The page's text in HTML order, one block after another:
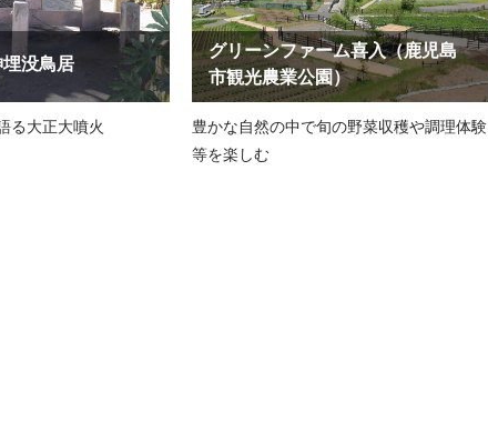
没鳥居
る大正大噴火
グリーンファーム喜入（鹿児島
市観光農業公園）
豊かな自然の中で旬の野菜収穫や調理体験
等を楽しむ